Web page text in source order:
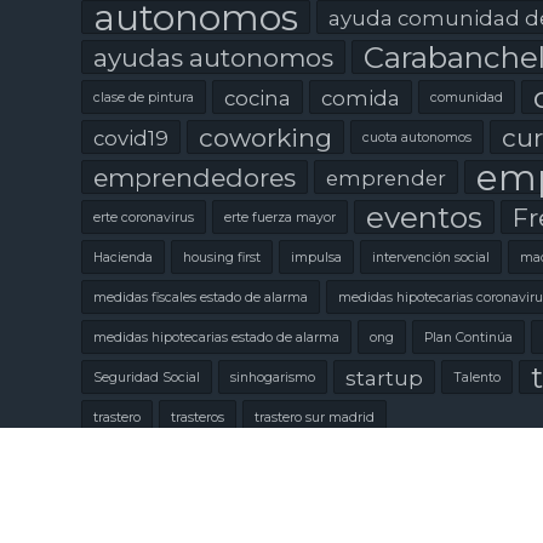
autonomos ayuda comunidad
ayudas autonomos
clase de pintura cocina comida comunidad
covid19 coworking cuota autonomos
emprendedores
emprender
erte coronavirus erte fuerza mayor eventos
Hacienda housing first impulsa intervención social
medidas fiscales estado de alarma medidas hipotecarias
medidas hipotecarias estado de alarma ong Plan Continúa
Seguridad Social sinhogarismo startup Talento
trastero trasteros trastero sur madrid